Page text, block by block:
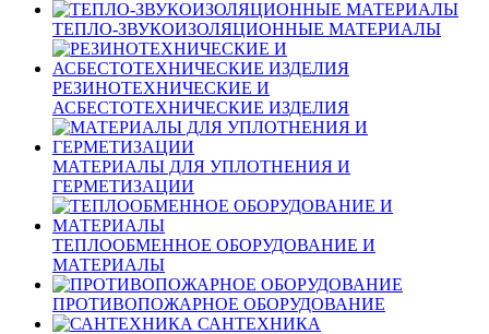
ТЕПЛО-ЗВУКОИЗОЛЯЦИОННЫЕ МАТЕРИАЛЫ
РЕЗИНОТЕХНИЧЕСКИЕ И
АСБЕСТОТЕХНИЧЕСКИЕ ИЗДЕЛИЯ
МАТЕРИАЛЫ ДЛЯ УПЛОТНЕНИЯ И
ГЕРМЕТИЗАЦИИ
ТЕПЛООБМЕННОЕ ОБОРУДОВАНИЕ И
МАТЕРИАЛЫ
ПРОТИВОПОЖАРНОЕ ОБОРУДОВАНИЕ
САНТЕХНИКА